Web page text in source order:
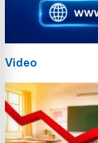
Video